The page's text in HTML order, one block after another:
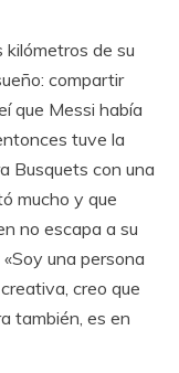
kilómetros de su
compartir
que Messi había
tuve la
Busquets con una
mucho y que
no escapa a su
una persona
creo que
también, es en